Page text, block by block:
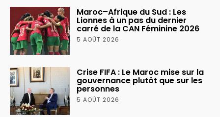
Maroc–Afrique du Sud : Les
Lionnes à un pas du dernier
carré de la CAN Féminine 2026
5 AOÛT 2026
Crise FIFA : Le Maroc mise sur la
gouvernance plutôt que sur les
personnes
5 AOÛT 2026